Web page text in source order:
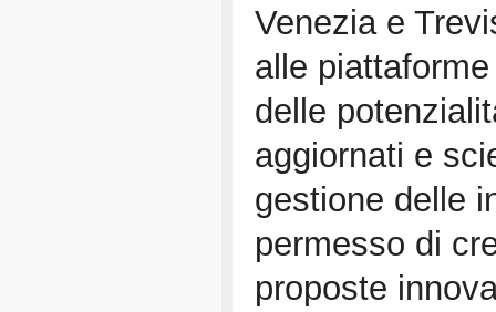
Venezia e
alle
delle
aggiornati e
gestione delle
permesso di
proposte